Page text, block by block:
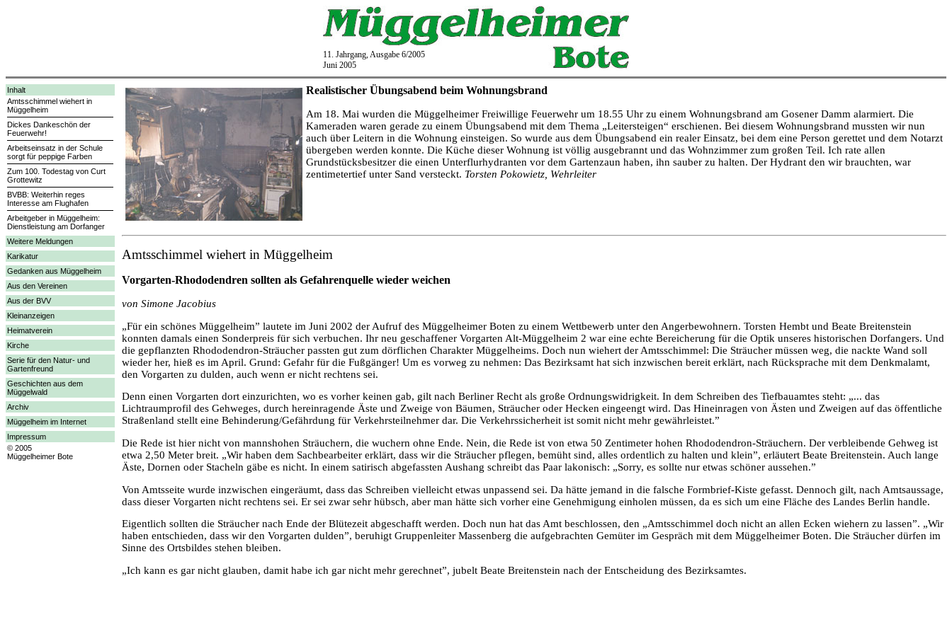
11. Jahrgang, Ausgabe 6/2005
Juni 2005
Inhalt
Amtsschimmel wiehert in
Müggelheim
Dickes Dankeschön der
Feuerwehr!
Arbeitseinsatz in der Schule
sorgt für peppige Farben
Zum 100. Todestag von Curt
Grottewitz
BVBB: Weiterhin reges
Interesse am Flughafen
Arbeitgeber in Müggelheim:
Dienstleistung am Dorfanger
Weitere Meldungen
Karikatur
Gedanken aus Müggelheim
Aus den Vereinen
Aus der BVV
Kleinanzeigen
Heimatverein
Kirche
Serie für den Natur- und
Gartenfreund
Geschichten aus dem
Müggelwald
Archiv
Müggelheim im Internet
Impressum
© 2005
Müggelheimer Bote
Realistischer Übungsabend beim Wohnungsbrand
Am 18. Mai wurden die Müggelheimer Freiwillige Feuerwehr um 18.55 Uhr zu einem Wohnungsbrand am Gosener Damm alarmiert. Die
Kameraden waren gerade zu einem Übungsabend mit dem Thema „Leitersteigen“ erschienen. Bei diesem Wohnungsbrand mussten wir nun
auch über Leitern in die Wohnung einsteigen. So wurde aus dem Übungsabend ein realer Einsatz, bei dem eine Person gerettet und dem Notarzt
übergeben werden konnte. Die Küche dieser Wohnung ist völlig ausgebrannt und das Wohnzimmer zum großen Teil. Ich rate allen
Grundstücksbesitzer die einen Unterflurhydranten vor dem Gartenzaun haben, ihn sauber zu halten. Der Hydrant den wir brauchten, war
zentimetertief unter Sand versteckt. Torsten Pokowietz, Wehrleiter
Amtsschimmel wiehert in Müggelheim
Vorgarten-Rhododendren sollten als Gefahrenquelle wieder weichen
von Simone Jacobius
„Für ein schönes Müggelheim” lautete im Juni 2002 der Aufruf des Müggelheimer Boten zu einem Wettbewerb unter den Angerbewohnern. Torsten Hembt und Beate Breitenstein
konnten damals einen Sonderpreis für sich verbuchen. Ihr neu geschaffener Vorgarten Alt-Müggelheim 2 war eine echte Bereicherung für die Optik unseres historischen Dorfangers. Und
die gepflanzten Rhododendron-Sträucher passten gut zum dörflichen Charakter Müggelheims. Doch nun wiehert der Amtsschimmel: Die Sträucher müssen weg, die nackte Wand soll
wieder her, hieß es im April. Grund: Gefahr für die Fußgänger! Um es vorweg zu nehmen: Das Bezirksamt hat sich inzwischen bereit erklärt, nach Rücksprache mit dem Denkmalamt,
den Vorgarten zu dulden, auch wenn er nicht rechtens sei.
Denn einen Vorgarten dort einzurichten, wo es vorher keinen gab, gilt nach Berliner Recht als große Ordnungswidrigkeit. In dem Schreiben des Tiefbauamtes steht: „... das
Lichtraumprofil des Gehweges, durch hereinragende Äste und Zweige von Bäumen, Sträucher oder Hecken eingeengt wird. Das Hineinragen von Ästen und Zweigen auf das öffentliche
Straßenland stellt eine Behinderung/Gefährdung für Verkehrsteilnehmer dar. Die Verkehrssicherheit ist somit nicht mehr gewährleistet.”
Die Rede ist hier nicht von mannshohen Sträuchern, die wuchern ohne Ende. Nein, die Rede ist von etwa 50 Zentimeter hohen Rhododendron-Sträuchern. Der verbleibende Gehweg ist
etwa 2,50 Meter breit. „Wir haben dem Sachbearbeiter erklärt, dass wir die Sträucher pflegen, bemüht sind, alles ordentlich zu halten und klein”, erläutert Beate Breitenstein. Auch lange
Äste, Dornen oder Stacheln gäbe es nicht. In einem satirisch abgefassten Aushang schreibt das Paar lakonisch: „Sorry, es sollte nur etwas schöner aussehen.”
Von Amtsseite wurde inzwischen eingeräumt, dass das Schreiben vielleicht etwas unpassend sei. Da hätte jemand in die falsche Formbrief-Kiste gefasst. Dennoch gilt, nach Amtsaussage,
dass dieser Vorgarten nicht rechtens sei. Er sei zwar sehr hübsch, aber man hätte sich vorher eine Genehmigung einholen müssen, da es sich um eine Fläche des Landes Berlin handle.
Eigentlich sollten die Sträucher nach Ende der Blütezeit abgeschafft werden. Doch nun hat das Amt beschlossen, den „Amtsschimmel doch nicht an allen Ecken wiehern zu lassen”. „Wir
haben entschieden, dass wir den Vorgarten dulden”, beruhigt Gruppenleiter Massenberg die aufgebrachten Gemüter im Gespräch mit dem Müggelheimer Boten. Die Sträucher dürfen im
Sinne des Ortsbildes stehen bleiben.
„Ich kann es gar nicht glauben, damit habe ich gar nicht mehr gerechnet”, jubelt Beate Breitenstein nach der Entscheidung des Bezirksamtes.